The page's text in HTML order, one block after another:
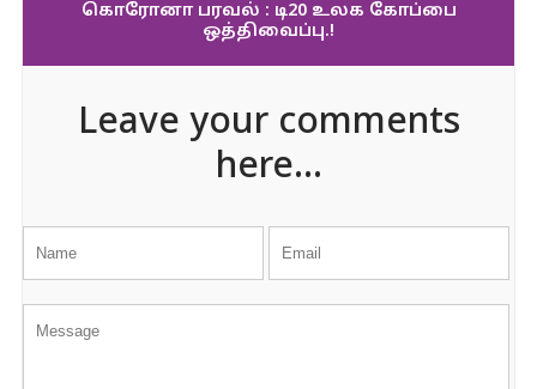
கொரோனா பரவல் : டி20 உலக கோப்பை
ஒத்திவைப்பு.!
Leave your comments
here...